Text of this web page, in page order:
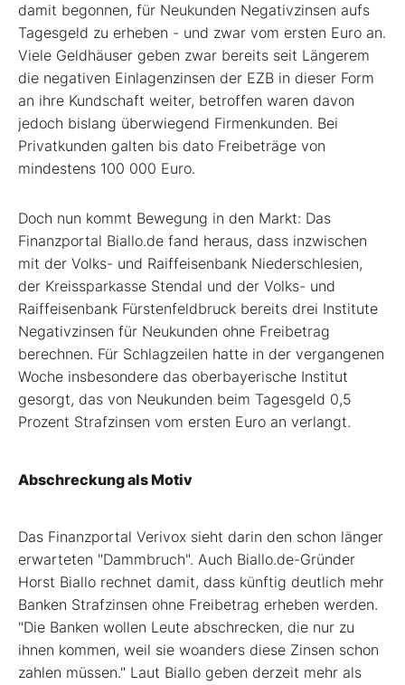
damit begonnen, für Neukunden Negativzinsen aufs
Tagesgeld zu erheben - und zwar vom ersten Euro an.
Viele Geldhäuser geben zwar bereits seit Längerem
die negativen Einlagenzinsen der EZB in dieser Form
an ihre Kundschaft weiter, betroffen waren davon
jedoch bislang überwiegend Firmenkunden. Bei
Privatkunden galten bis dato Freibeträge von
mindestens 100 000 Euro.
Doch nun kommt Bewegung in den Markt: Das
Finanzportal Biallo.de fand heraus, dass inzwischen
mit der Volks- und Raiffeisenbank Niederschlesien,
der Kreissparkasse Stendal und der Volks- und
Raiffeisenbank Fürstenfeldbruck bereits drei Institute
Negativzinsen für Neukunden ohne Freibetrag
berechnen. Für Schlagzeilen hatte in der vergangenen
Woche insbesondere das oberbayerische Institut
gesorgt, das von Neukunden beim Tagesgeld 0,5
Prozent Strafzinsen vom ersten Euro an verlangt.
Abschreckung als Motiv
Das Finanzportal Verivox sieht darin den schon länger
erwarteten "Dammbruch". Auch Biallo.de-Gründer
Horst Biallo rechnet damit, dass künftig deutlich mehr
Banken Strafzinsen ohne Freibetrag erheben werden.
"Die Banken wollen Leute abschrecken, die nur zu
ihnen kommen, weil sie woanders diese Zinsen schon
zahlen müssen." Laut Biallo geben derzeit mehr als